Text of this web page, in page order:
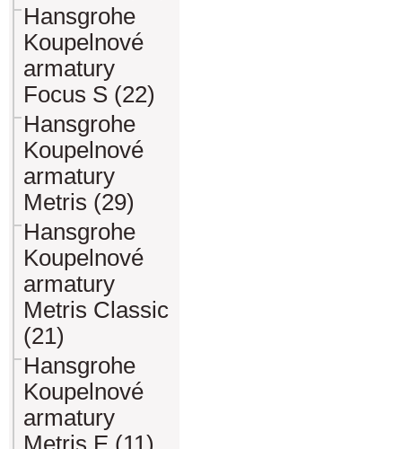
Hansgrohe
Koupelnové
armatury
Focus S (22)
Hansgrohe
Koupelnové
armatury
Metris (29)
Hansgrohe
Koupelnové
armatury
Metris Classic
(21)
Hansgrohe
Koupelnové
armatury
Metris E (11)